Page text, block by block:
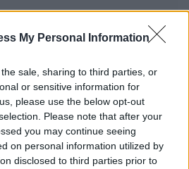
My Personal Information
sale, sharing to third parties, or
or sensitive information for
please use the below opt-out
Please note that after your
you may continue seeing
on personal information utilized by
disclosed to third parties prior to